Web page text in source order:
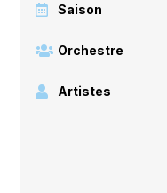
Saison
Orchestre
Artistes